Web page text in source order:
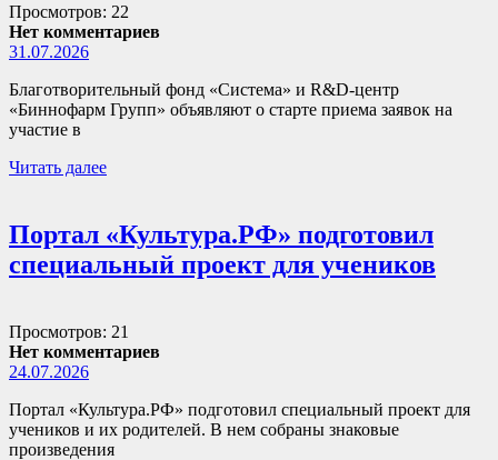
Просмотров: 22
Нет комментариев
31.07.2026
Благотворительный фонд «Система» и R&D-центр
«Биннофарм Групп» объявляют о старте приема заявок на
участие в
Читать далее
Портал «Культура.РФ» подготовил
специальный проект для учеников
Просмотров: 21
Нет комментариев
24.07.2026
Портал «Культура.РФ» подготовил специальный проект для
учеников и их родителей. В нем собраны знаковые
произведения